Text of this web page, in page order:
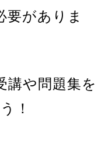
要がありま
講や問題集を
！